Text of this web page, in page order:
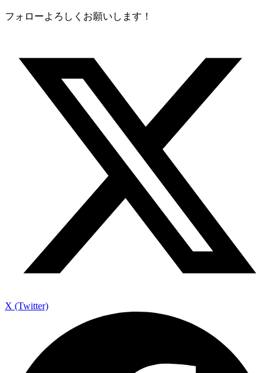
フォローよろしくお願いします！
X (Twitter)